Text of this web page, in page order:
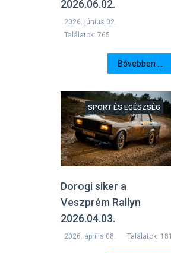
2026.06.02.
2026. június 02.
Találatok: 765
Bővebben ...
Dorogi siker a
Veszprém Rallyn
2026.04.03.
SPORT ÉS EGÉSZSÉG
2026. április 08. Találatok: 181